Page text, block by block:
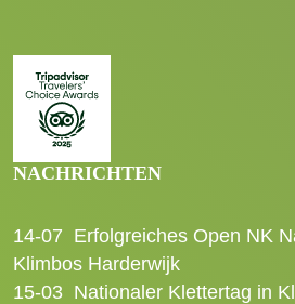
NACHRICHTEN
14-07 Erfolgreiches Open NK
Klimbos Harderwijk
15-03 Nationaler Klettertag in